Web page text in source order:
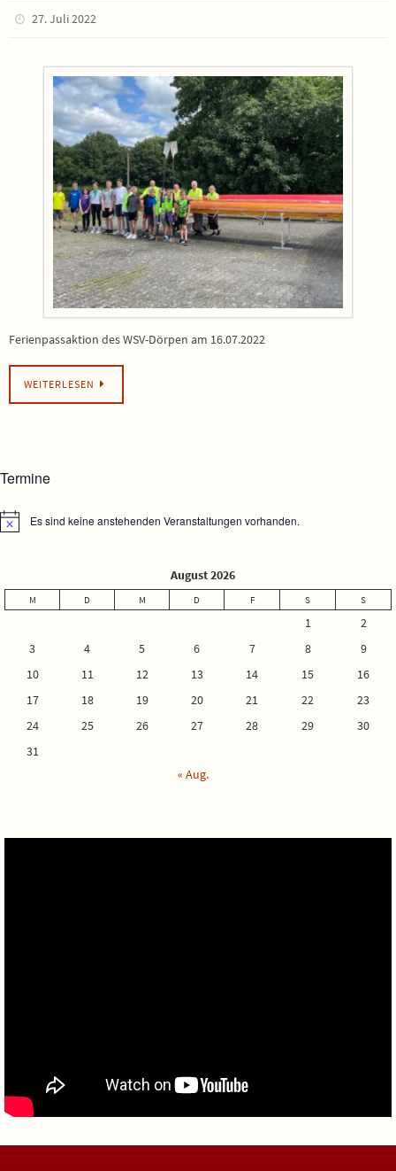
27. Juli 2022
Ferienpassaktion des WSV-Dörpen am 16.07.2022
WEITERLESEN
Termine
HinweisEs sind keine anstehenden Veranstaltungen vorhanden.
August 2026
M D M D F S S
1
2
3
4 5 6 7 8
9
10
11 12 13 14 15
16
17
18 19 20 21 22
23
24
25 26 27 28 29
30
31
« Aug.